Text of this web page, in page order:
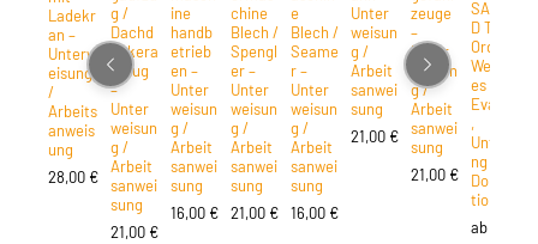
Ladekr
an –
Unterw
eisung
/
Arbeits
anweis
ung
28,00 €
g /
Dachd
eckera
ufzug
–
Unter
weisun
g /
Arbeit
sanwei
sung
21,00 €
ine
handb
etrieb
en –
Unter
weisun
g /
Arbeit
sanwei
sung
16,00 €
chine
Blech /
Spengl
er –
Unter
weisun
g /
Arbeit
sanwei
sung
21,00 €
e
Blech /
Seame
r –
Unter
weisun
g /
Arbeit
sanwei
sung
16,00 €
Unter
weisun
g /
Arbeit
sanwei
sung
21,00 €
zeuge
–
Unter
weisun
g /
Arbeit
sanwei
sung
21,00 €
D Tool-
Ordner:
es rund
,
ng &
tion
ab